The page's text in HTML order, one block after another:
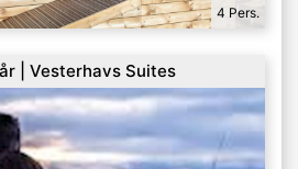
4 Pers.
| Vesterhavs Suites